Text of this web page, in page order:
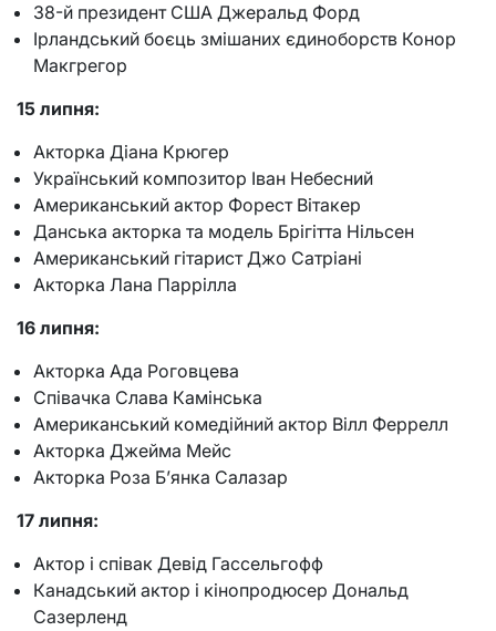
38-й президент США Джеральд Форд
Ірландський боєць змішаних єдиноборств Конор
Макгрегор
15 липня:
Акторка Діана Крюгер
Український композитор Іван Небесний
Американський актор Форест Вітакер
Данська акторка та модель Брігітта Нільсен
Американський гітарист Джо Сатріані
Акторка Лана Паррілла
16 липня:
Акторка Ада Роговцева
Співачка Слава Камінська
Американський комедійний актор Вілл Феррелл
Акторка Джейма Мейс
Акторка Роза Б’янка Салазар
17 липня:
Актор і співак Девід Гассельгофф
Канадський актор і кінопродюсер Дональд
Сазерленд